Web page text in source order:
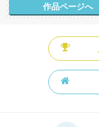
作品ページへ